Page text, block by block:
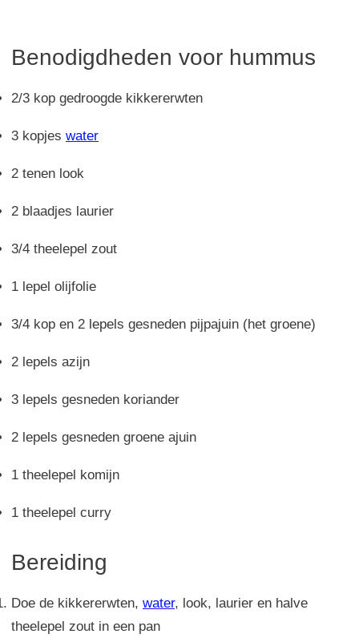
Benodigdheden voor hummus
2/3 kop gedroogde kikkererwten
3 kopjes water
2 tenen look
2 blaadjes laurier
3/4 theelepel zout
1 lepel olijfolie
3/4 kop en 2 lepels gesneden pijpajuin (het groene)
2 lepels azijn
3 lepels gesneden koriander
2 lepels gesneden groene ajuin
1 theelepel komijn
1 theelepel curry
Bereiding
Doe de kikkererwten, water, look, laurier en halve
theelepel zout in een pan